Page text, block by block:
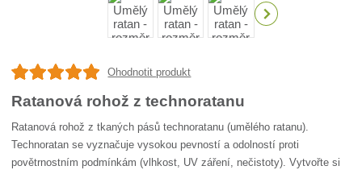
Ohodnotit produkt
Ratanová rohož z technoratanu
Ratanová rohož z tkaných pásů technoratanu (umělého ratanu).
Technoratan se vyznačuje vysokou pevností a odolností proti
povětrnostním podmínkám (vlhkost, UV záření, nečistoty). Vytvořte si